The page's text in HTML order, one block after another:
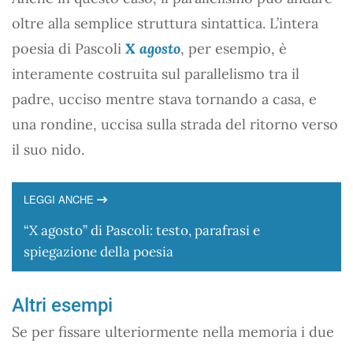
oltre alla semplice struttura sintattica. L’intera
poesia di Pascoli X agosto, per esempio, è
interamente costruita sul parallelismo tra il
padre, ucciso mentre stava tornando a casa, e
una rondine, uccisa sulla strada del ritorno verso
il suo nido.
LEGGI ANCHE
“X agosto” di Pascoli: testo, parafrasi e
spiegazione della poesia
Altri esempi
Se per fissare ulteriormente nella memoria i due